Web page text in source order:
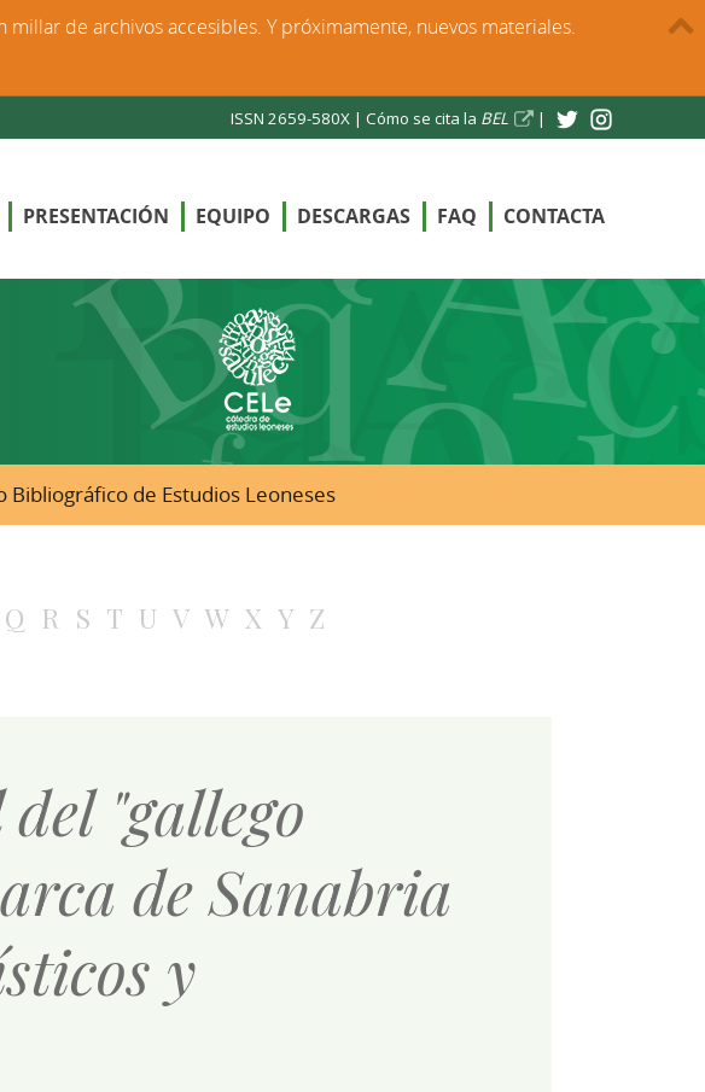
ISSN 2659-580X | Cómo se cita la BEL |
PRESENTACIÓN EQUIPO DESCARGAS FAQ CONTACTA
de Estudios Leoneses
Q R S T U V W X Y Z
"gallego
de Sanabria
y
millar de archivos accesibles. Y próximamente, nuevos materiales.